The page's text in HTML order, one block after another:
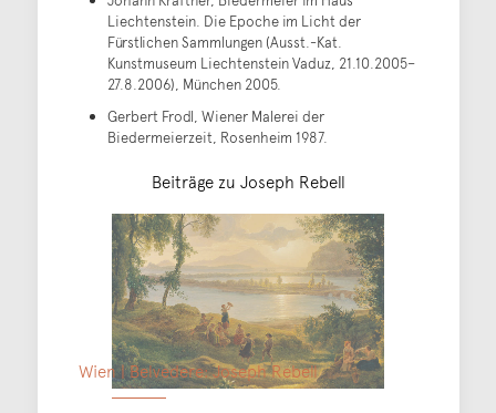
Liechtenstein. Die Epoche im Licht der
Fürstlichen Sammlungen (Ausst.-Kat.
Kunstmuseum Liechtenstein Vaduz, 21.10.2005–
27.8.2006), München 2005.
Gerbert Frodl, Wiener Malerei der
Biedermeierzeit, Rosenheim 1987.
Beiträge zu Joseph Rebell
Wien | Belvedere: Joseph Rebell